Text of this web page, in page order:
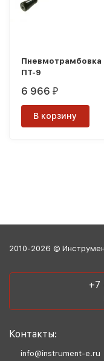
Пневмотрамбовка
ПТ-9
6 966₽
В корзину
2010-2026 ©
+7
Контакты:
info@instrument-e.ru